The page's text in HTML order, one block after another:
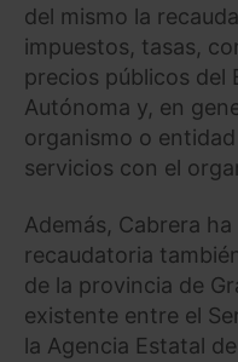
del mismo la
impuestos, tasas,
precios públicos del
Autónoma y, en
organismo o
servicios con el
Además, Cabrera
recaudatoria
de la provincia de
existente entre el
la Agencia Estatal